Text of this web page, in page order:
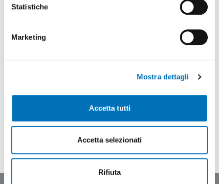
Statistiche
Marketing
Mostra dettagli
Accetta tutti
Accetta selezionati
Rifiuta
Ho letto e accetto laPrivacy Policy
INVIA